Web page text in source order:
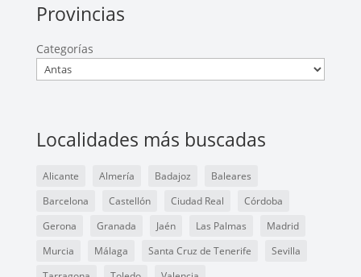
Provincias
Categorías
Localidades más buscadas
Alicante Almería Badajoz
Baleares
Barcelona
Castellón Ciudad Real
Córdoba
Gerona
Granada Jaén Las Palmas
Madrid
Murcia
Málaga Santa Cruz de Tenerife
Sevilla